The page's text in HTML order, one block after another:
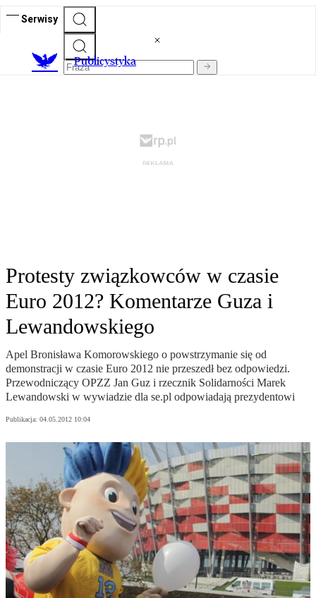
Serwisy
Publicystyka
Protesty związkowców w czasie
Euro 2012? Komentarze Guza i
Lewandowskiego
Apel Bronisława Komorowskiego o powstrzymanie się od
demonstracji w czasie Euro 2012 nie przeszedł bez odpowiedzi.
Przewodniczący OPZZ Jan Guz i rzecznik Solidarności Marek
Lewandowski w wywiadzie dla se.pl odpowiadają prezydentowi
Publikacja: 04.05.2012 10:04